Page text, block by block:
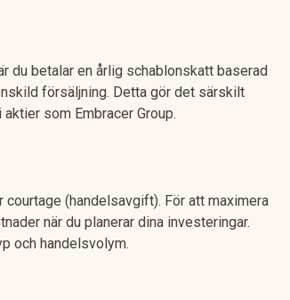
du betalar en årlig schablonskatt baserad
försäljning. Detta gör det särskilt
som Embracer Group.
(handelsavgift). För att maximera
när du planerar dina investeringar.
och handelsvolym.